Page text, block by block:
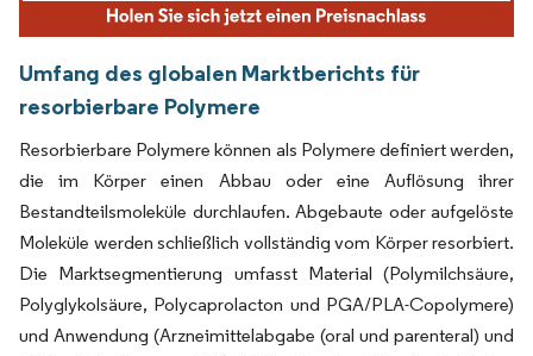
Umfang des globalen Marktberichts für
resorbierbare Polymere
Resorbierbare Polymere können als Polymere definiert werden,
die im Körper einen Abbau oder eine Auflösung ihrer
Bestandteilsmoleküle durchlaufen. Abgebaute oder aufgelöste
Moleküle werden schließlich vollständig vom Körper resorbiert.
Die Marktsegmentierung umfasst Material (Polymilchsäure,
Polyglykolsäure, Polycaprolacton und PGA/PLA-Copolymere)
und Anwendung (Arzneimittelabgabe (oral und parenteral) und